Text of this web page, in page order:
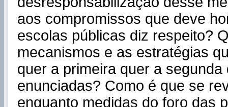
aos compromissos que deve
escolas públicas diz respeito?
mecanismos e as estratégias
quer a primeira quer a segunda
enunciadas? Como é que se
enquanto medidas do foro das